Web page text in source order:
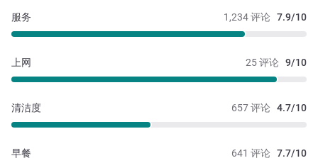
1,234 评论 7.9/10
服务
25 评论 9/10
上网
657 评论 4.7/10
清洁度
641 评论 7.7/10
早餐